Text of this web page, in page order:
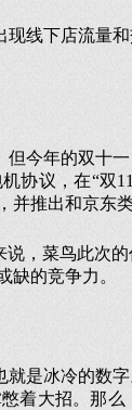
线下店流量
今年的双十
协议，在“双
推出和京东
，菜鸟此次
缺的竞争力。
是冰冷的数
着大招。那